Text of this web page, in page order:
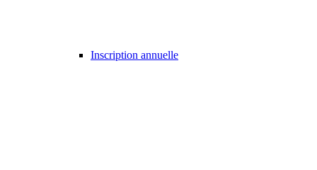
Inscription annuelle